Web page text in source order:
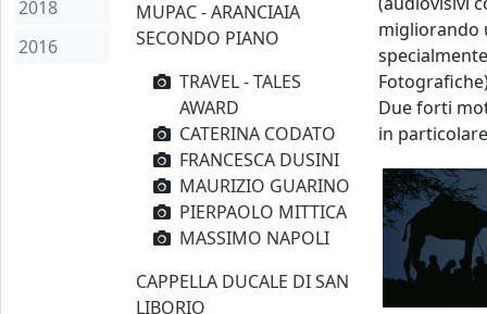
2018
2016
MUPAC - ARANCIAIA
SECONDO PIANO
TRAVEL - TALES
AWARD
CATERINA CODATO
FRANCESCA DUSINI
MAURIZIO GUARINO
PIERPAOLO MITTICA
MASSIMO NAPOLI
CAPPELLA DUCALE DI SAN
LIBORIO
migliorando
Due forti
in